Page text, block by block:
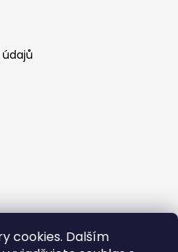
cookies. Dalším